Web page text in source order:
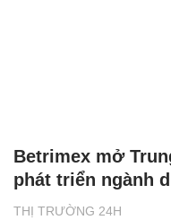
THỊ TRƯỜNG 24H
Betrimex mở
phát triển ngành